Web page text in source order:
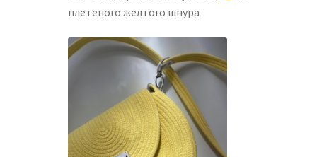
плетеного желтого шнура